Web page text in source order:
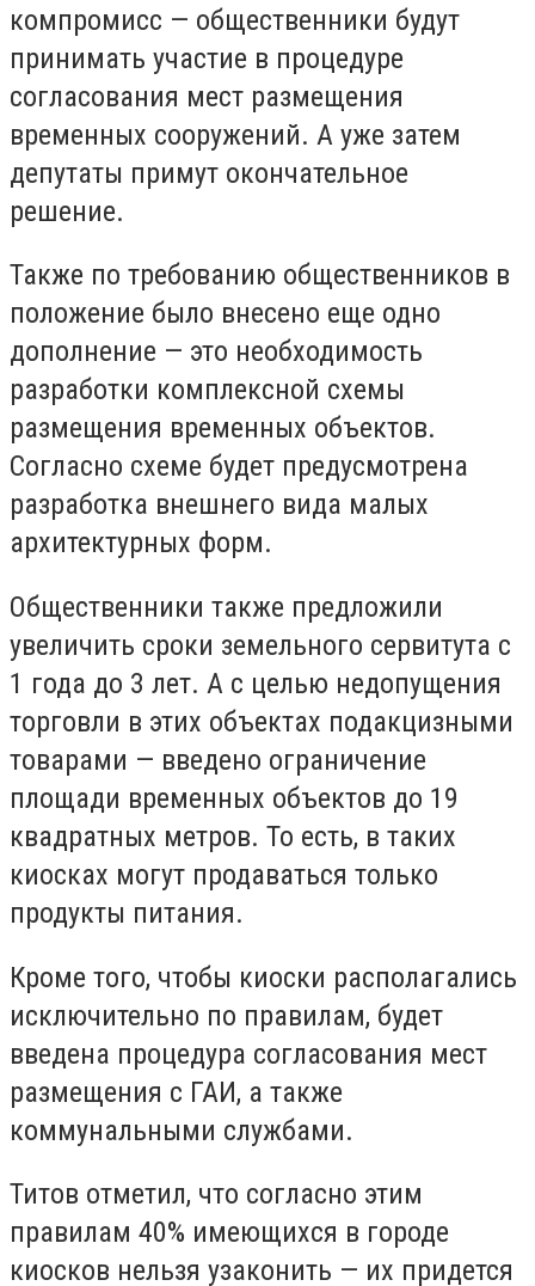
компромисс — общественники будут
принимать участие в процедуре
согласования мест размещения
временных сооружений. А уже затем
депутаты примут окончательное
решение.
Также по требованию общественников в
положение было внесено еще одно
дополнение — это необходимость
разработки комплексной схемы
размещения временных объектов.
Согласно схеме будет предусмотрена
разработка внешнего вида малых
архитектурных форм.
Общественники также предложили
увеличить сроки земельного сервитута с
1 года до 3 лет. А с целью недопущения
торговли в этих объектах подакцизными
товарами — введено ограничение
площади временных объектов до 19
квадратных метров. То есть, в таких
киосках могут продаваться только
продукты питания.
Кроме того, чтобы киоски располагались
исключительно по правилам, будет
введена процедура согласования мест
размещения с ГАИ, а также
коммунальными службами.
Титов отметил, что согласно этим
правилам 40% имеющихся в городе
киосков нельзя узаконить — их придется